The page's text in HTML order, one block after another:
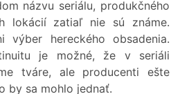
názvu seriálu, produkčného
lokácií zatiaľ nie sú známe.
výber hereckého obsadenia.
je možné, že v seriáli
tváre, ale producenti ešte
by sa mohlo jednať.